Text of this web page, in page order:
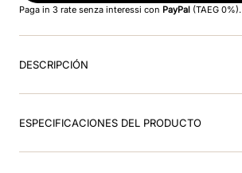
9.kep nero
10.nebula
Paga in 3 rate senza interessi con PayPal (TAEG 0%).
DESCRIPCIÓN
ESPECIFICACIONES DEL PRODUCTO